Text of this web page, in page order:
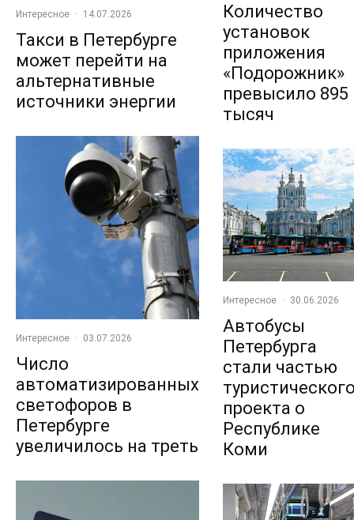
Интересное · 14.07.2026
Такси в Петербурге
может перейти на
альтернативные
источники энергии
Интересное · 03.07.2026
Число
автоматизированных
светофоров в
Петербурге
увеличилось на треть
Количество
установок
приложения
«Подорожник»
превысило 895
тысяч
Интересное · 30.06.2026
Автобусы
Петербурга
стали частью
проекта о
Республике
Коми